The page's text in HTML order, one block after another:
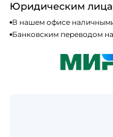
Юридическим
В нашем офисе
Банковским переводом